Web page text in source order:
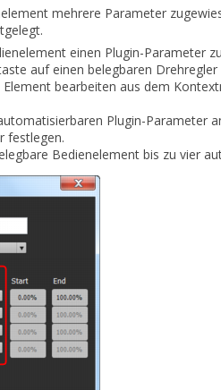
mehrere Parameter
einen Plugin-Parameter
auf einen belegbaren
Element bearbeiten aus dem
Plugin-Parameter
festlegen.
Bedienelement bis zu vier